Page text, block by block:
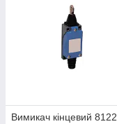
Вимикач кінцевий 8122